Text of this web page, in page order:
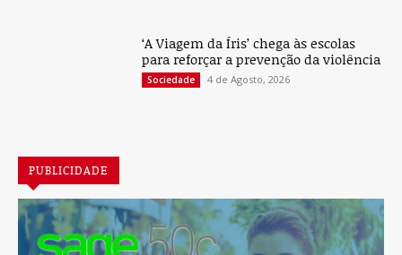
‘A Viagem da Íris’ chega às escolas
para reforçar a prevenção da violência
Sociedade 4 de Agosto, 2026
PUBLICIDADE